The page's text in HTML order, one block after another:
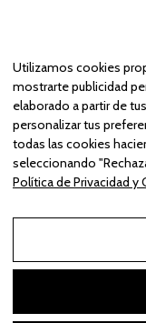
© 2024 | ALS SPORT
domiciliada en Polg.
36202,
Utilizamos cookies
mostrarte publicidad
elaborado a partir de
personalizar tus
todas las cookies
seleccionando
Política de Privacidad y